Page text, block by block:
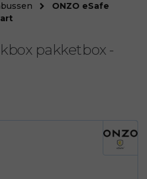
ONZO eSafe
pakketbox -